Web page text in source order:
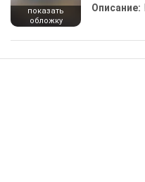
показать
обложку
Описание: